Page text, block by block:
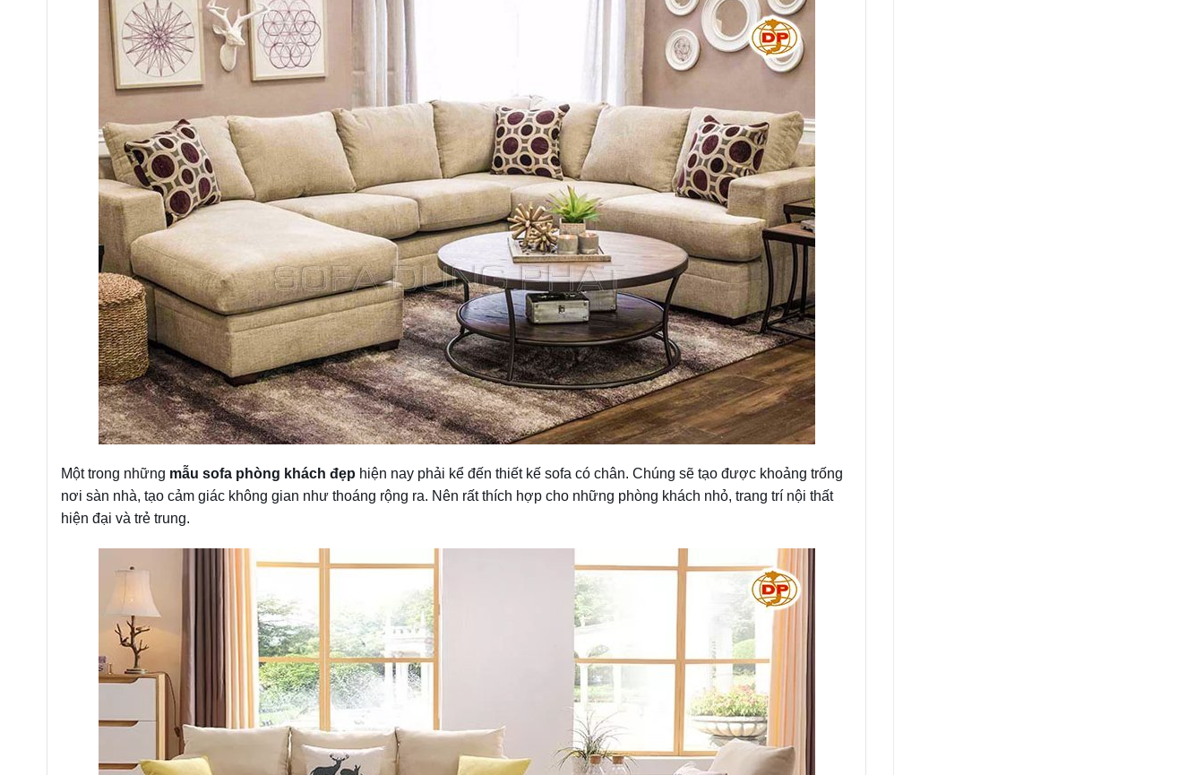
Một trong những mẫu sofa phòng khách đẹp hiện nay phải kể đến thiết kế sofa có chân. Chúng sẽ tạo được khoảng trống
nơi sàn nhà, tạo cảm giác không gian như thoáng rộng ra. Nên rất thích hợp cho những phòng khách nhỏ, trang trí nội thất
hiện đại và trẻ trung.